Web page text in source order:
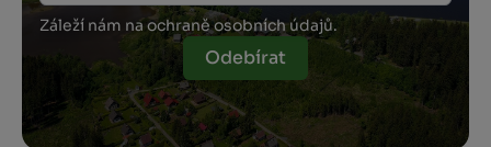
Záleží nám na ochraně osobních údajů.
Odebírat